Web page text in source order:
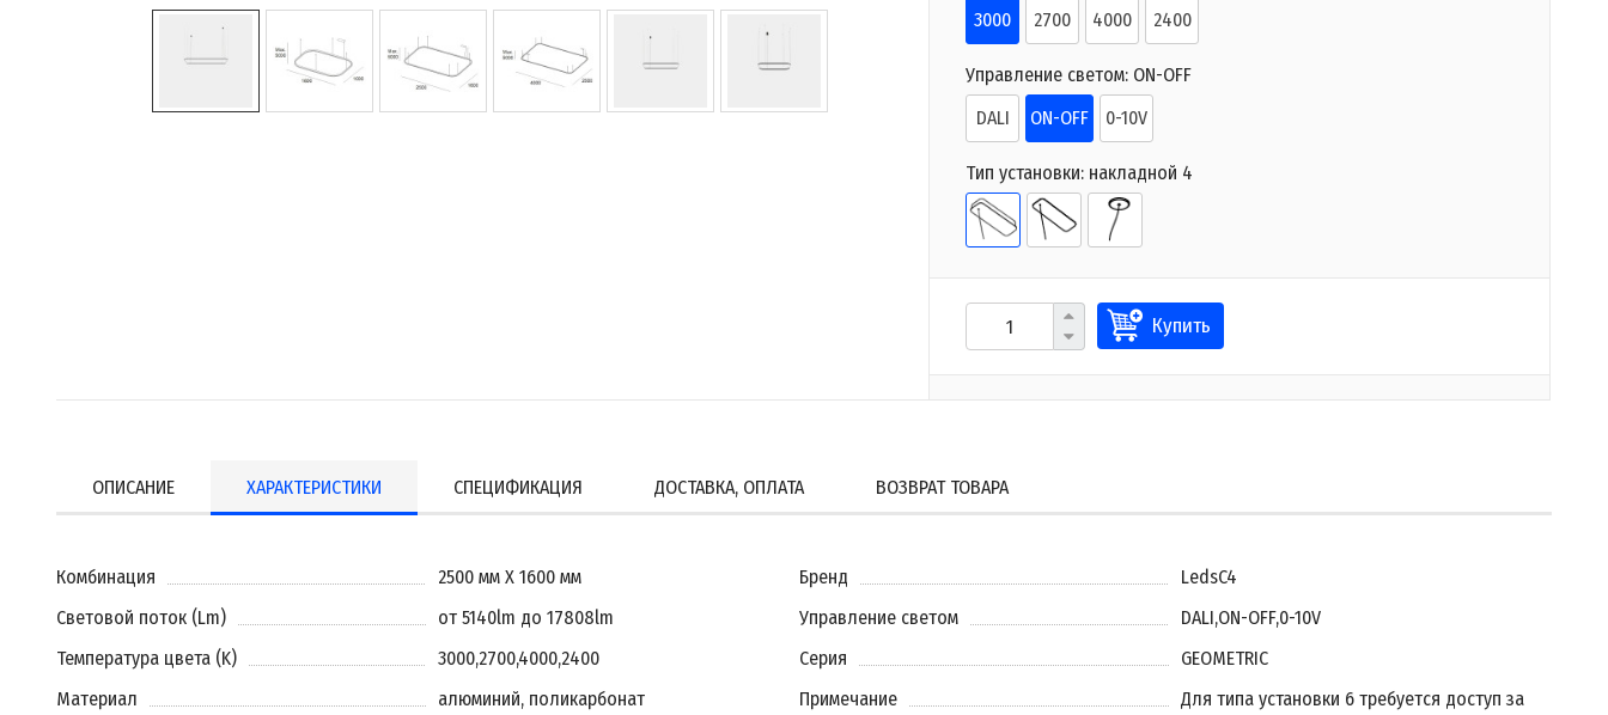
3000
2700 4000 2400
Управление светом: ON-OFF
DALI
ON-OFF 0-10V
Тип установки: накладной 4
Купить
ОПИСАНИЕ ХАРАКТЕРИСТИКИ СПЕЦИФИКАЦИЯ ДОСТАВКА, ОПЛАТА ВОЗВРАТ ТОВАРА
Комбинация 2500 мм X 1600 мм Бренд
LedsC4
Световой поток (Lm)
от 5140lm до 17808lm Управление светом DALI,ON-OFF,0-10V
Температура цвета (K)
3000,2700,4000,2400 Серия
GEOMETRIC
Материал
алюминий, поликарбонат Примечание
Для типа установки 6 требуется доступ за